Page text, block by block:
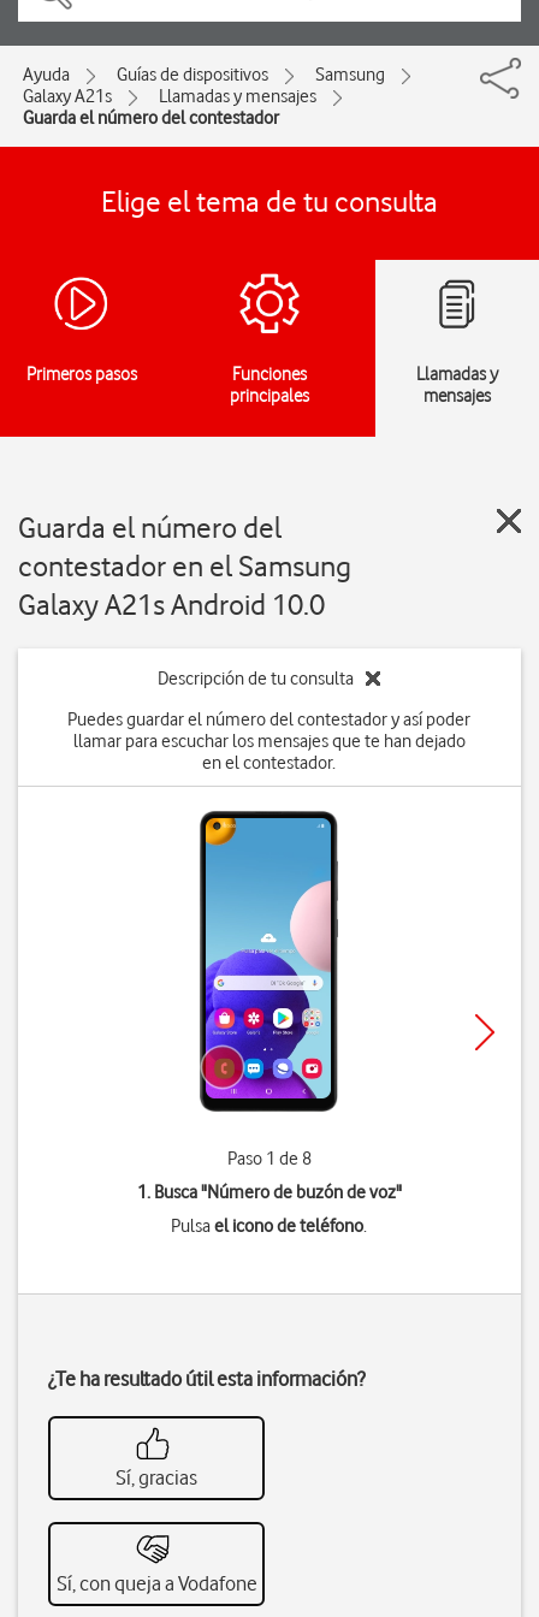
Ayuda Guías de dispositivos
Samsung
Galaxy A21s
Llamadas y mensajes
Guarda el número del contestador
Elige el tema de tu consulta
Primeros pasos
Funciones
principales
Llamadas y
mensajes
Guarda el número del
contestador en el Samsung
Galaxy A21s Android 10.0
Descripción de tu consulta
Puedes guardar el número del contestador y así poder
llamar para escuchar los mensajes que te han dejado
en el contestador.
Paso 1 de 8
1. Busca "Número de buzón de voz"
Pulsael icono de teléfono.
¿Te ha resultado útil esta información?
Sí, gracias
Sí, con queja a Vodafone